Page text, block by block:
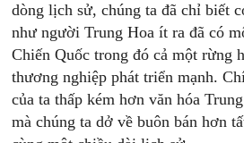
dòng lịch sử, chúng ta đã chỉ biết
như người Trung Hoa ít ra đã có
Chiến Quốc trong đó cả một rừng
thương nghiệp phát triển mạnh.
của ta thấp kém hơn văn hóa
mà chúng ta dở về buôn bán hơn